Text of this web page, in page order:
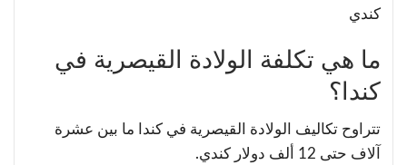
كندي
ما هي تكلفة الولادة القيصرية في
كندا؟
تتراوح تكاليف الولادة القيصرية في كندا ما بين عشرة
آلاف حتى 12 ألف دولار كندي.